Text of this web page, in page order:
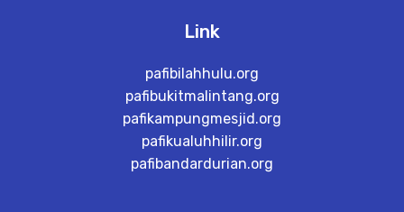
Link
pafibilahhulu.org
pafibukitmalintang.org
pafikampungmesjid.org
pafikualuhhilir.org
pafibandardurian.org